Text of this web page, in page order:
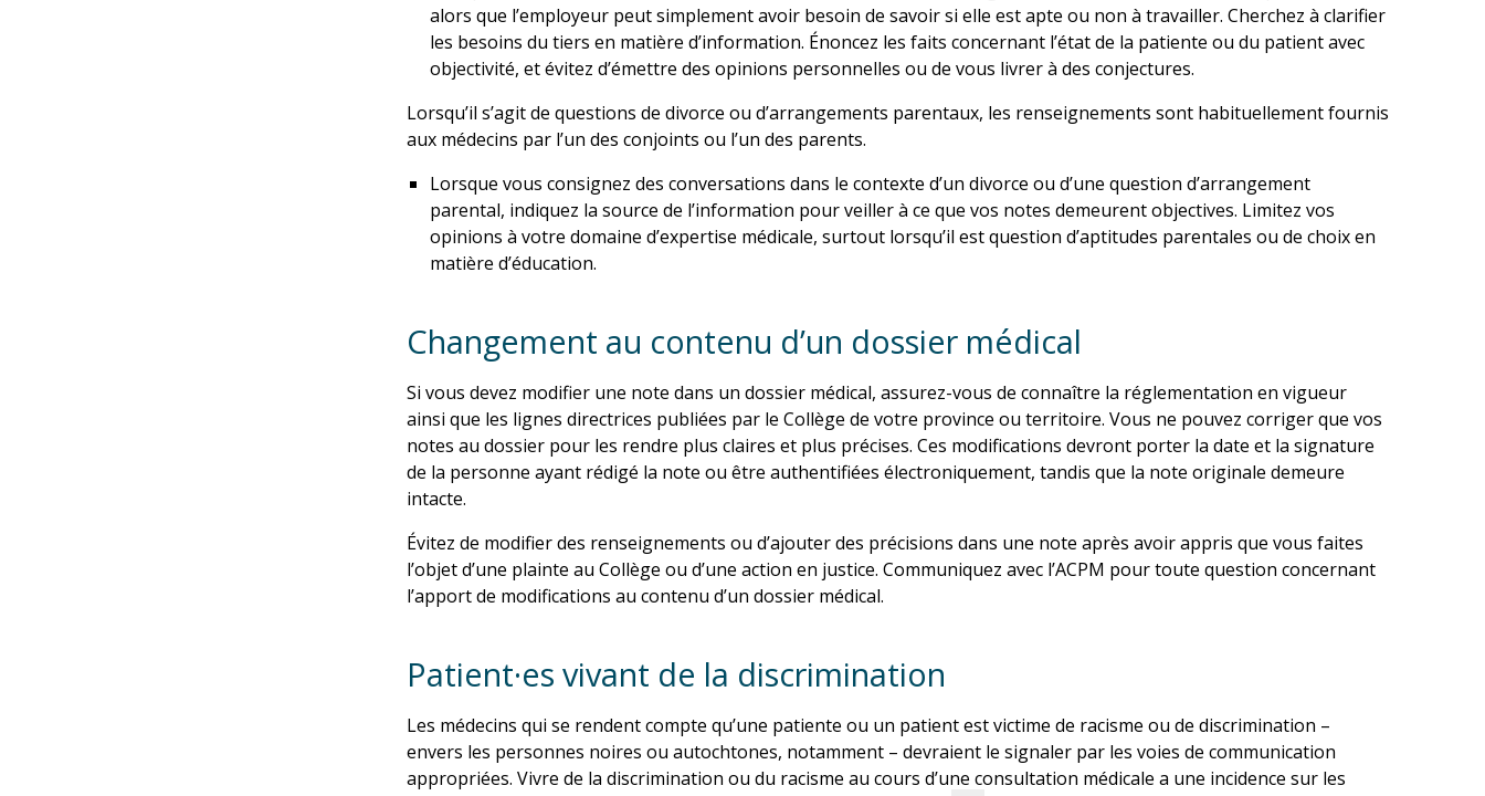
alors que l’employeur peut simplement avoir besoin de savoir si elle est apte ou non à travailler. Cherchez à clarifier
les besoins du tiers en matière d’information. Énoncez les faits concernant l’état de la patiente ou du patient avec
objectivité, et évitez d’émettre des opinions personnelles ou de vous livrer à des conjectures.
Lorsqu’il s’agit de questions de divorce ou d’arrangements parentaux, les renseignements sont habituellement fournis
aux médecins par l’un des conjoints ou l’un des parents.
Lorsque vous consignez des conversations dans le contexte d’un divorce ou d’une question d’arrangement
parental, indiquez la source de l’information pour veiller à ce que vos notes demeurent objectives. Limitez vos
opinions à votre domaine d’expertise médicale, surtout lorsqu’il est question d’aptitudes parentales ou de choix en
matière d’éducation.
Changement au contenu d’un dossier médical
Si vous devez modifier une note dans un dossier médical, assurez-vous de connaître la réglementation en vigueur
ainsi que les lignes directrices publiées par le Collège de votre province ou territoire. Vous ne pouvez corriger que vos
notes au dossier pour les rendre plus claires et plus précises. Ces modifications devront porter la date et la signature
de la personne ayant rédigé la note ou être authentifiées électroniquement, tandis que la note originale demeure
intacte.
Évitez de modifier des renseignements ou d’ajouter des précisions dans une note après avoir appris que vous faites
l’objet d’une plainte au Collège ou d’une action en justice. Communiquez avec l’ACPM pour toute question concernant
l’apport de modifications au contenu d’un dossier médical.
Patient·es vivant de la discrimination
Les médecins qui se rendent compte qu’une patiente ou un patient est victime de racisme ou de discrimination –
envers les personnes noires ou autochtones, notamment – devraient le signaler par les voies de communication
appropriées. Vivre de la discrimination ou du racisme au cours d’une consultation médicale a une incidence sur les